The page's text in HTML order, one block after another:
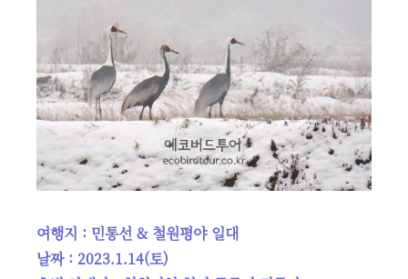
여행지 : 민통선 & 철원평야 일대
날짜 : 2023.1.14(토)